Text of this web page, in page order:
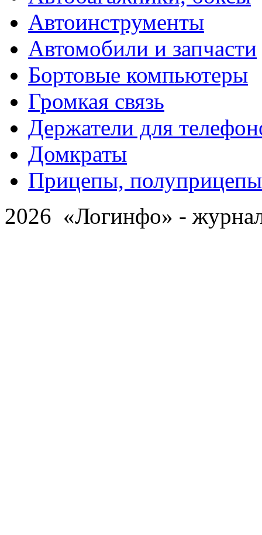
Автоинструменты
Автомобили и запчасти
Бортовые компьютеры
Громкая связь
Держатели для
Домкраты
Прицепы, полуприцепы
2026 «Логинфо» -